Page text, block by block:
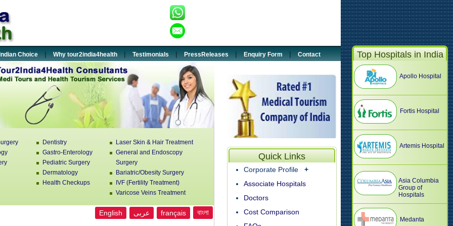
Top Hospitals in India
Apollo Hospital
Fortis Hospital
Artemis Hospital
Asia Columbia
Group of
Hospitals
Medanta
Choice | Why tour2india4health | Testimonials | PressReleases | Enquiry Form | Contact
Dentistry
Gastro-Enterology
Pediatric Surgery
Dermatology
Health Checkups
Laser Skin & Hair Treatment
General and Endoscopy
Surgery
Bariatric/Obesity Surgery
IVF (Fertility Treatment)
Varicose Veins Treatment
English عربى français বাংলা
Quick Links
Corporate Profile +
Associate Hospitals
Doctors
Cost Comparison